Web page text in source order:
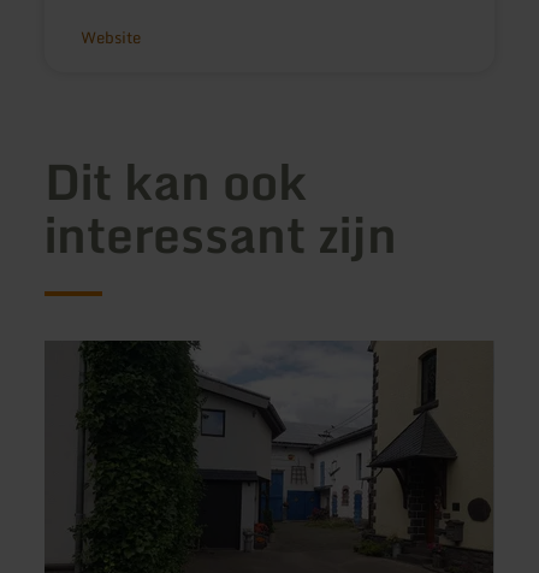
Website
Dit kan ook
interessant zijn
meer
informatie
over:
Ferienwohnung
Piemonteserhof